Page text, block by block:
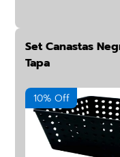
Set Canastas
Tapa
10% Off